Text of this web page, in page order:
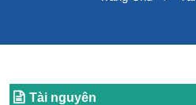
Tài nguyên